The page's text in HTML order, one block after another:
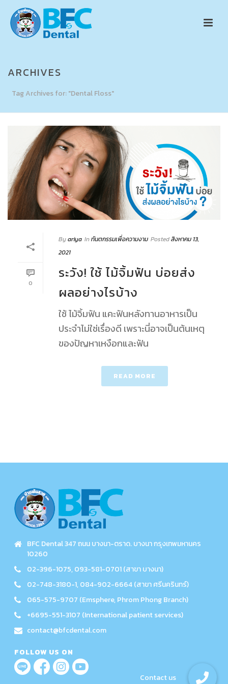
ARCHIVES
Tag Archives for: "Dental Floss"
0
Byariya Inทันตกรรมเพื่อความงาม Postedสิงหาคม 13,
2021
ระวัง! ใช้ ไม้จิ้มฟัน บ่อยส่ง
ผลอย่างไรบ้าง
ใช้ ไม้จิ้มฟัน แคะฟันหลังทานอาหารเป็น
ประจำไม่ใช่เรื่องดี เพราะนี่อาจเป็นต้นเหตุ
ของปัญหาเหงือกและฟัน
READ MORE
BFC Dental 347 ถนน บางนา-ตราด. บางนา กรุงเทพมหานคร
10260
02-396-1075, 093-581-0701 (สาขา บางนา)
02-748-3180-1, 084-902-6664 (สาขา ศรีนครินทร์)
065-575-9707 (Emsphere, Phrom Phong Branch)
+6695-551-3107 (International patient services)
contact@bfcdental.com
FOLLOW US ON